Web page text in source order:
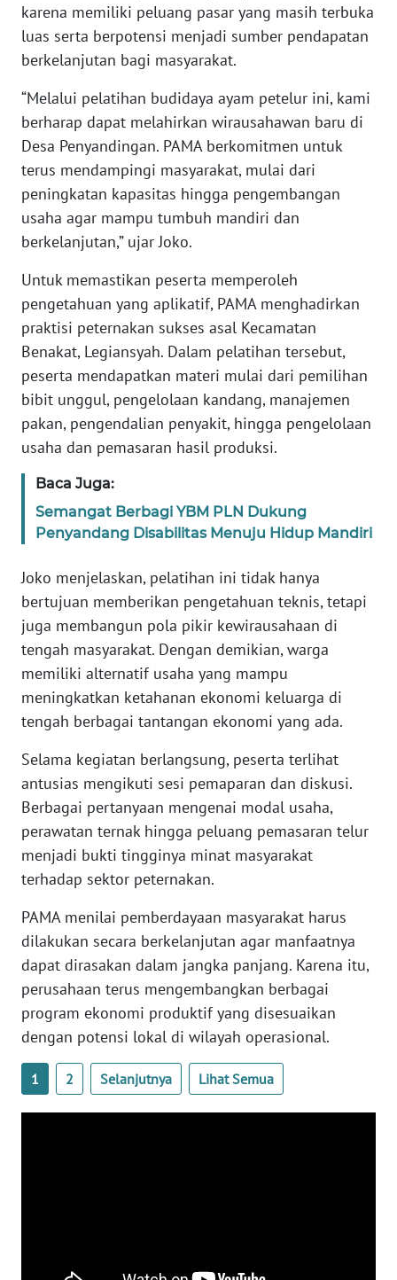
karena memiliki peluang pasar yang masih terbuka
luas serta berpotensi menjadi sumber pendapatan
berkelanjutan bagi masyarakat.
“Melalui pelatihan budidaya ayam petelur ini, kami
berharap dapat melahirkan wirausahawan baru di
Desa Penyandingan. PAMA berkomitmen untuk
terus mendampingi masyarakat, mulai dari
peningkatan kapasitas hingga pengembangan
usaha agar mampu tumbuh mandiri dan
berkelanjutan,” ujar Joko.
Untuk memastikan peserta memperoleh
pengetahuan yang aplikatif, PAMA menghadirkan
praktisi peternakan sukses asal Kecamatan
Benakat, Legiansyah. Dalam pelatihan tersebut,
peserta mendapatkan materi mulai dari pemilihan
bibit unggul, pengelolaan kandang, manajemen
pakan, pengendalian penyakit, hingga pengelolaan
usaha dan pemasaran hasil produksi.
Baca Juga:
Semangat Berbagi YBM PLN Dukung
Penyandang Disabilitas Menuju Hidup Mandiri
Joko menjelaskan, pelatihan ini tidak hanya
bertujuan memberikan pengetahuan teknis, tetapi
juga membangun pola pikir kewirausahaan di
tengah masyarakat. Dengan demikian, warga
memiliki alternatif usaha yang mampu
meningkatkan ketahanan ekonomi keluarga di
tengah berbagai tantangan ekonomi yang ada.
Selama kegiatan berlangsung, peserta terlihat
antusias mengikuti sesi pemaparan dan diskusi.
Berbagai pertanyaan mengenai modal usaha,
perawatan ternak hingga peluang pemasaran telur
menjadi bukti tingginya minat masyarakat
terhadap sektor peternakan.
PAMA menilai pemberdayaan masyarakat harus
dilakukan secara berkelanjutan agar manfaatnya
dapat dirasakan dalam jangka panjang. Karena itu,
perusahaan terus mengembangkan berbagai
program ekonomi produktif yang disesuaikan
dengan potensi lokal di wilayah operasional.
1 2 Selanjutnya Lihat Semua
BARAT
WN
SERAMBI
WN
JAMBI
SULTRA
WN
NTB
WN
SULTENG
SULBAR
WN
WN
SUMBAR
WN
SUMSEL
WN
WN
LAMPUNG
WN
JATENG
WN
NUSANTARA
WN
JATIM
KALTENG